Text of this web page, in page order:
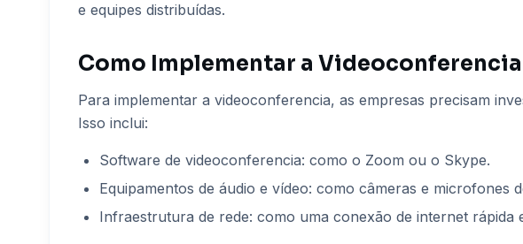
e equipes distribuídas.
Como Implementar a Videoconferencia
Para implementar a videoconferencia, as empresas precisam
Isso inclui:
Software de videoconferencia: como o Zoom ou o Skype.
Equipamentos de áudio e vídeo: como câmeras e microfones
Infraestrutura de rede: como uma conexão de internet rápida